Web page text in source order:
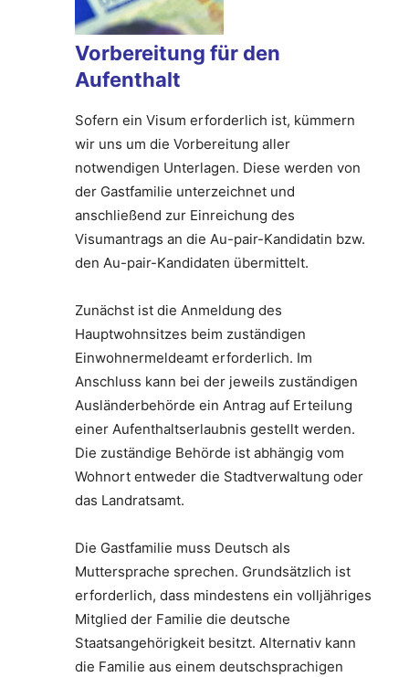
Vorbereitung für den
Aufenthalt
Sofern ein Visum erforderlich ist, kümmern
wir uns um die Vorbereitung aller
notwendigen Unterlagen. Diese werden von
der Gastfamilie unterzeichnet und
anschließend zur Einreichung des
Visumantrags an die Au-pair-Kandidatin bzw.
den Au-pair-Kandidaten übermittelt.
Zunächst ist die Anmeldung des
Hauptwohnsitzes beim zuständigen
Einwohnermeldeamt erforderlich. Im
Anschluss kann bei der jeweils zuständigen
Ausländerbehörde ein Antrag auf Erteilung
einer Aufenthaltserlaubnis gestellt werden.
Die zuständige Behörde ist abhängig vom
Wohnort entweder die Stadtverwaltung oder
das Landratsamt.
Die Gastfamilie muss Deutsch als
Muttersprache sprechen. Grundsätzlich ist
erforderlich, dass mindestens ein volljähriges
Mitglied der Familie die deutsche
Staatsangehörigkeit besitzt. Alternativ kann
die Familie aus einem deutschsprachigen